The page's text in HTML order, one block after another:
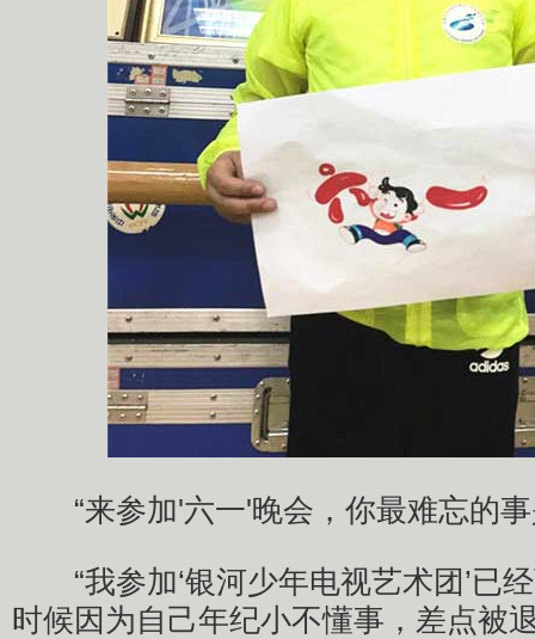
“来参加'六一'晚会，你最难忘的事
“我参加‘银河少年电视艺术团’已
时候因为自己年纪小不懂事，差点被